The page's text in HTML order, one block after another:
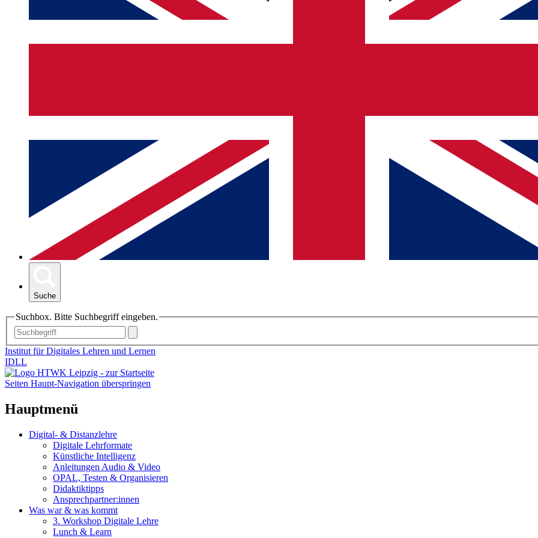
Suche
Suchbox. Bitte Suchbegriff eingeben.
Institut für Digitales Lehren und Lernen
IDLL
Seiten Haupt-Navigation überspringen
Hauptmenü
Digital- & Distanzlehre
Digitale Lehrformate
Künstliche Intelligenz
Anleitungen Audio & Video
OPAL, Testen & Organisieren
Didaktiktipps
Ansprechpartner:innen
Was war & was kommt
3. Workshop Digitale Lehre
Lunch & Learn